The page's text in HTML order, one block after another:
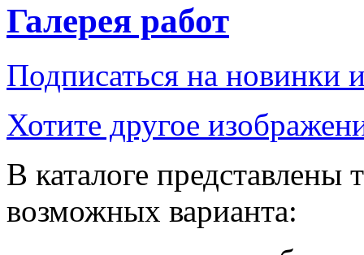
Галерея работ
Подписаться на новинки
Хотите другое
В каталоге представлены
возможных варианта: